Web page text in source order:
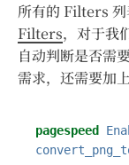
所有的 Filters 列
Filters，对于我
自动判断是否需
需求，还需要加
pagespeed